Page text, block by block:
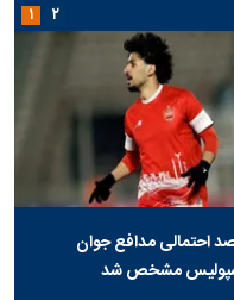
احتمالی مدافع جوان
مشخص شد
۱ ۲